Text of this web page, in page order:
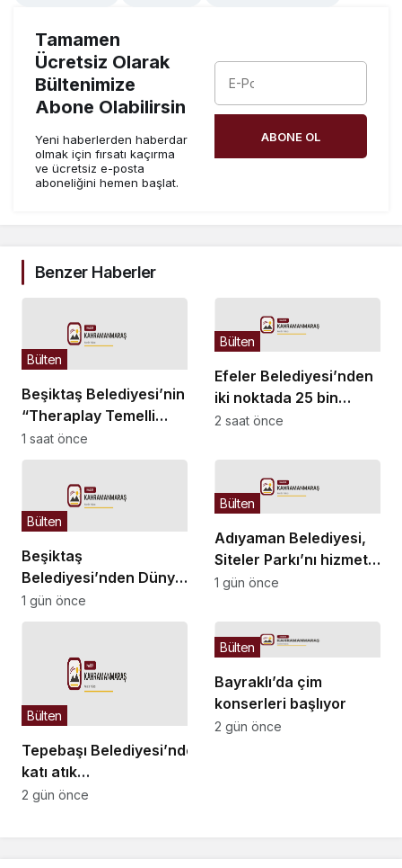
Tamamen
Ücretsiz Olarak
Bültenimize
Abone Olabilirsin
Yeni haberlerden haberdar
olmak için fırsatı kaçırma
ve ücretsiz e-posta
aboneliğini hemen başlat.
ABONE OL
Benzer Haberler
Beşiktaş Belediyesi’nin
“Theraplay Temelli
Oyun Grubu Atölyesi”
başlıyor
Bülten
1 saat önce
Efeler Belediyesi’nden
iki noktada 25 bin
metrekarelik dönüşüm
Bülten
2 saat önce
Beşiktaş
Belediyesi’nden Dünya
Kediler Günü’ne özel
“Kedi Müzesi” etkinliği
Bülten
1 gün önce
Adıyaman Belediyesi,
Siteler Parkı’nı hizmete
açıyor
Bülten
1 gün önce
Tepebaşı Belediyesi’nden
katı atık
bedeli açıklaması:
Bülten
2 gün önce
Bayraklı’da çim
konserleri başlıyor
Bülten
2 gün önce